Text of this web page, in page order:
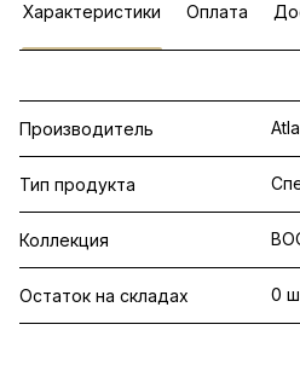
Характеристики Оплата
Производитель
Тип продукта
Коллекция
Остаток на складах 0